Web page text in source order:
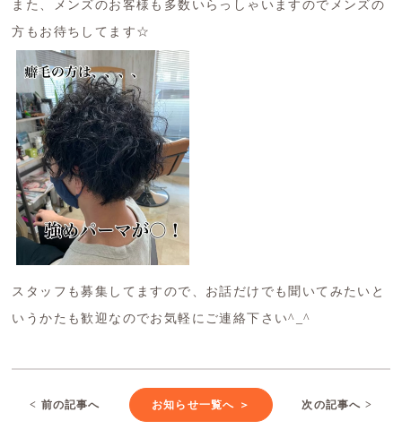
また、メンズのお客様も多数いらっしゃいますのでメンズの
方もお待ちしてます☆
スタッフも募集してますので、お話だけでも聞いてみたいと
いうかたも歓迎なのでお気軽にご連絡下さい^_^
< 前の記事へ お知らせ一覧へ ＞ 次の記事へ >